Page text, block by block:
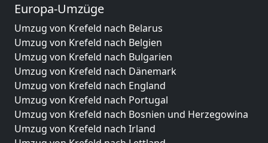
Europa-Umzüge
Umzug von Krefeld nach Belarus
Umzug von Krefeld nach Belgien
Umzug von Krefeld nach Bulgarien
Umzug von Krefeld nach Dänemark
Umzug von Krefeld nach England
Umzug von Krefeld nach Portugal
Umzug von Krefeld nach Bosnien und Herzegowina
Umzug von Krefeld nach Irland